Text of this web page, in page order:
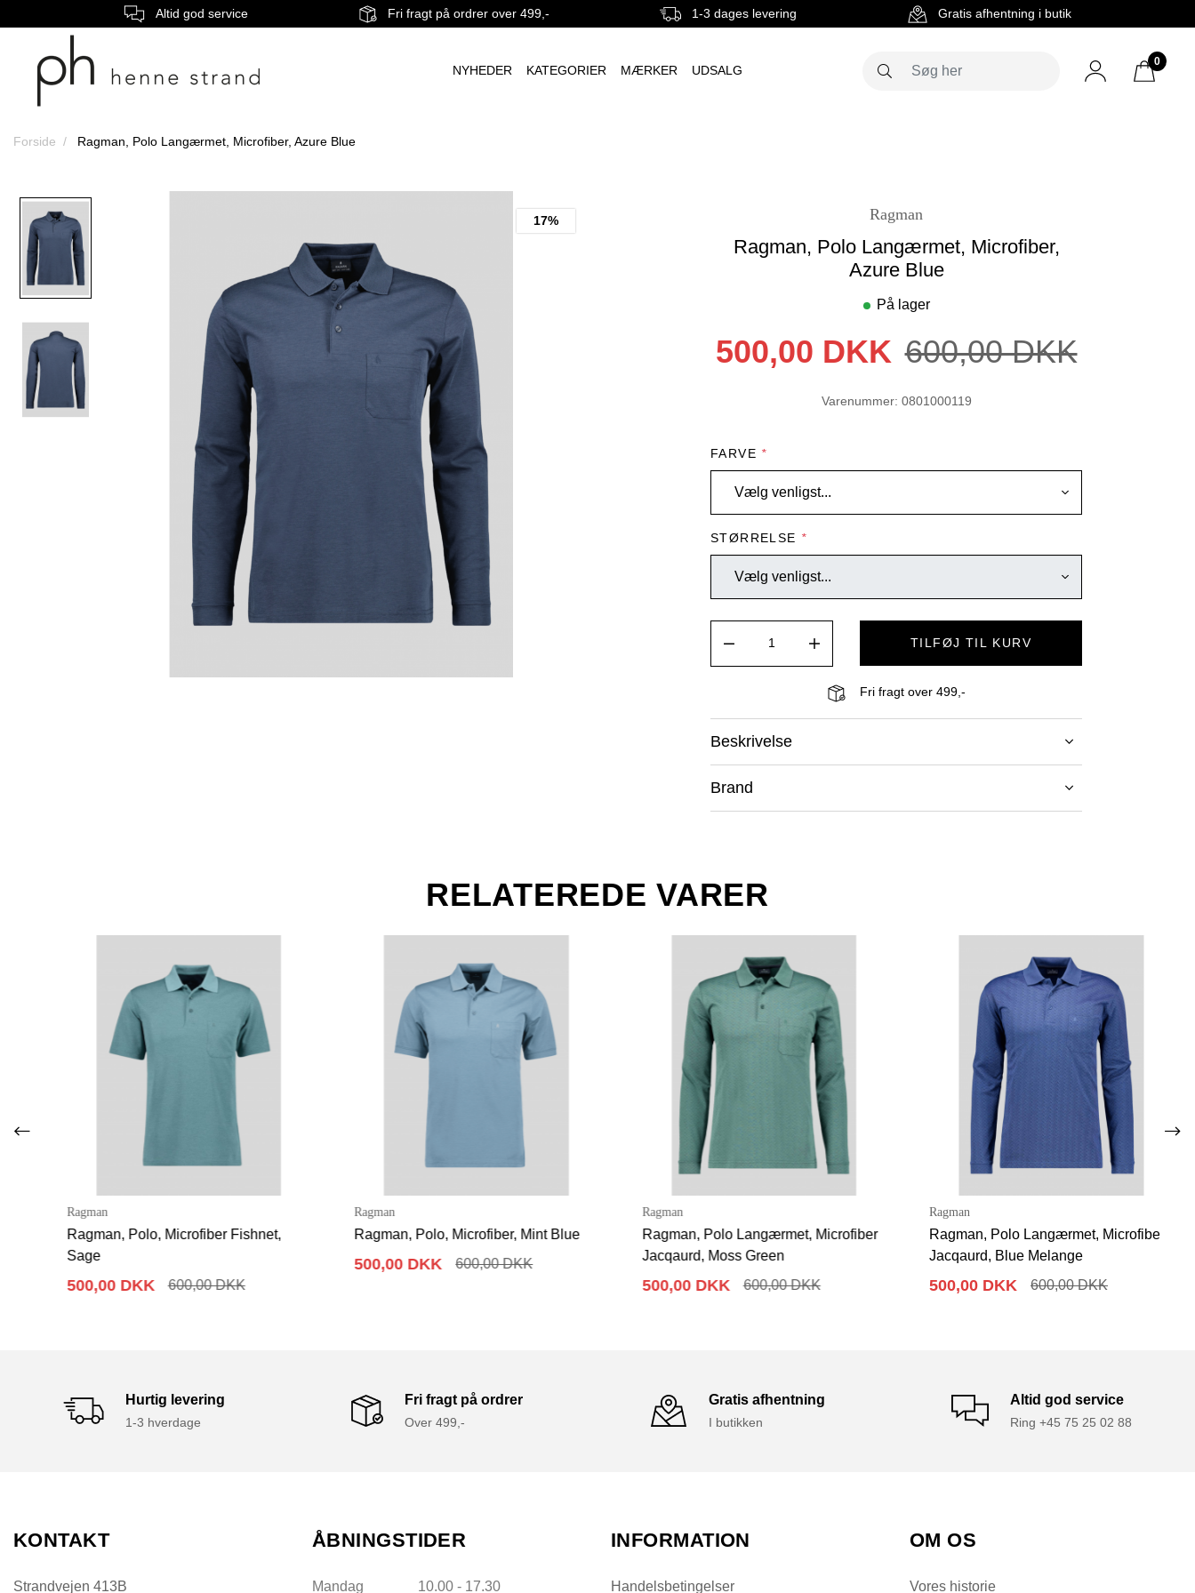
Altid god service Fri fragt på ordrer over 499,- 1-3 dages levering Gratis afhentning i butik
NYHEDER KATEGORIER MÆRKER UDSALG
0
Forside Ragman, Polo Langærmet, Microfiber, Azure Blue
17% Ragman
Ragman, Polo Langærmet, Microfiber,
Azure Blue
På lager
500,00 DKK 600,00 DKK
Varenummer: 0801000119
FARVE *
STØRRELSE *
TILFØJ TIL KURV
Fri fragt over 499,-
Beskrivelse
Brand
RELATEREDE VARER
Ragman
Ragman, Polo, Microfiber Fishnet,
Sage
500,00 DKK 600,00 DKK
Ragman
Ragman, Polo, Microfiber, Mint Blue
500,00 DKK 600,00 DKK
Ragman
Ragman, Polo Langærmet, Microfiber
Jacqaurd, Moss Green
500,00 DKK 600,00 DKK
Ragman
Ragman, Polo Langærmet, Microfiber
Jacqaurd, Blue Melange
500,00 DKK 600,00 DKK
Hurtig levering
1-3 hverdage
Fri fragt på ordrer
Over 499,-
Gratis afhentning
I butikken
Altid god service
Ring +45 75 25 02 88
KONTAKT
Strandvejen 413B
ÅBNINGSTIDER
Mandag 10.00 - 17.30
INFORMATION
Handelsbetingelser
OM OS
Vores historie